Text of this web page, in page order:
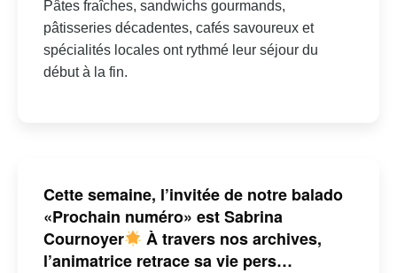
Pâtes fraîches, sandwichs gourmands,
pâtisseries décadentes, cafés savoureux et
spécialités locales ont rythmé leur séjour du
début à la fin.
Cette semaine, l’invitée de notre balado
«Prochain numéro» est Sabrina
Cournoyer
À travers nos archives,
l’animatrice retrace sa vie pers…